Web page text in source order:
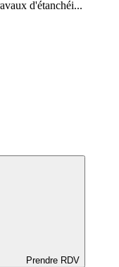
d'étanchéi...
Prendre RDV